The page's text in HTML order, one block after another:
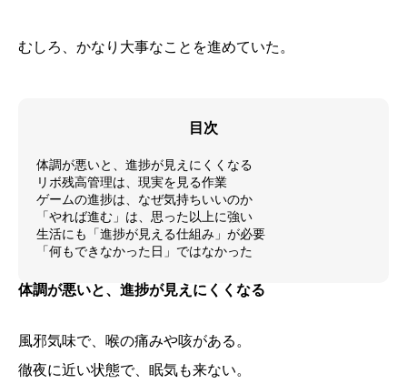
むしろ、かなり大事なことを進めていた。
目次
体調が悪いと、進捗が見えにくくなる
リボ残高管理は、現実を見る作業
ゲームの進捗は、なぜ気持ちいいのか
「やれば進む」は、思った以上に強い
生活にも「進捗が見える仕組み」が必要
「何もできなかった日」ではなかった
体調が悪いと、進捗が見えにくくなる
風邪気味で、喉の痛みや咳がある。
徹夜に近い状態で、眠気も来ない。